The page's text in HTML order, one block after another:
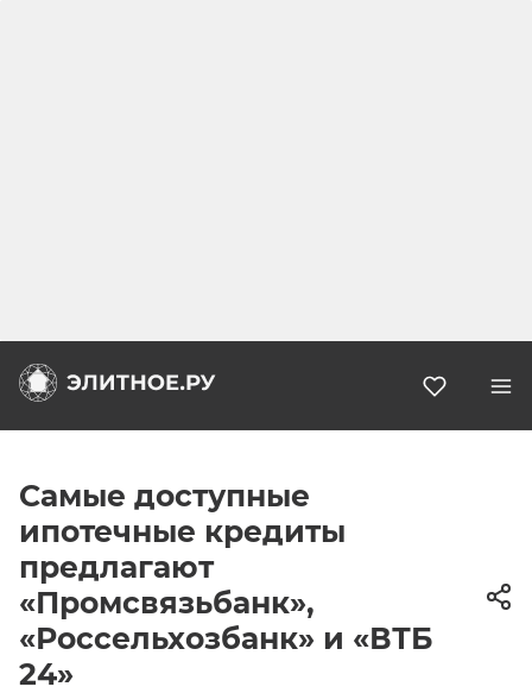
Самые доступные
ипотечные кредиты
предлагают
«Промсвязьбанк»,
«Россельхозбанк» и «ВТБ
24»